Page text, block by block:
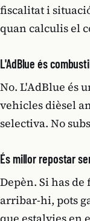
fiscalitat i
quan calculis el
L'AdBlue és
No. L'AdBlue és
vehicles dièsel
selectiva. No
És millor repostar
Depèn. Si has
arribar-hi, pots